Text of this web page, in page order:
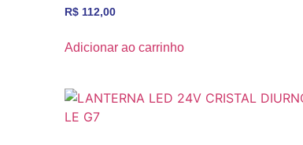
R$ 112,00
Adicionar ao carrinho